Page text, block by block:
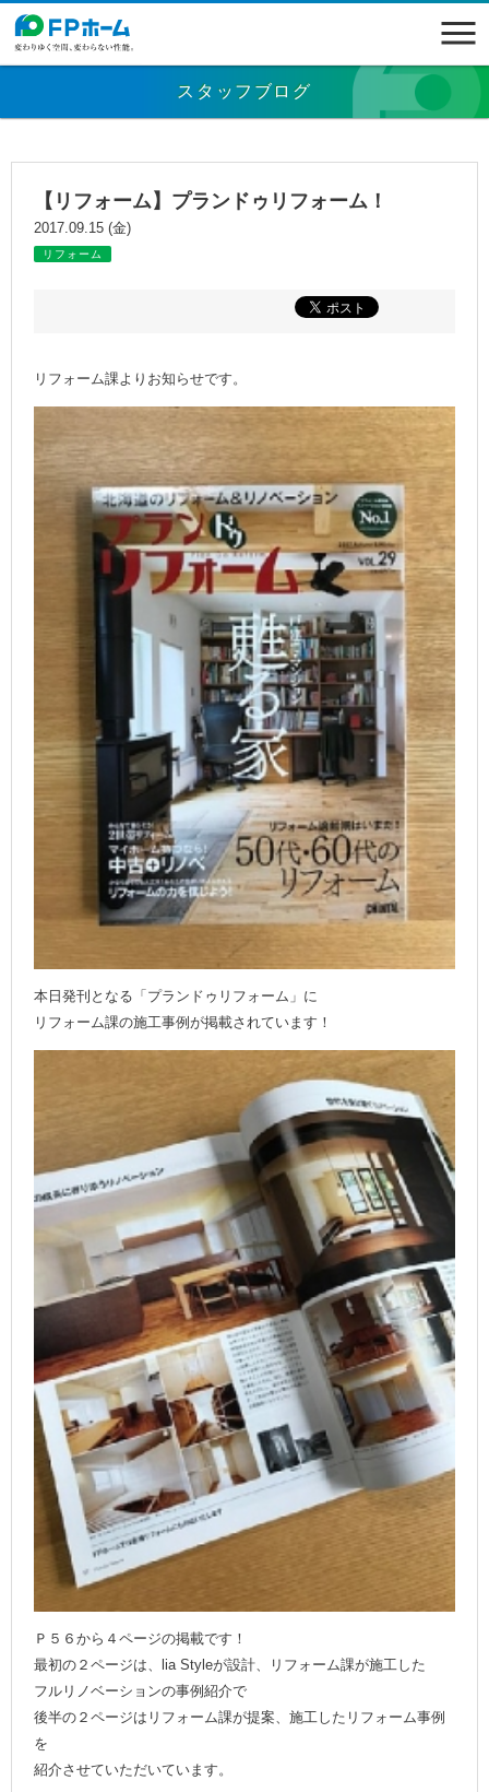
スタッフブログ
【リフォーム】プランドゥリフォーム！
2017.09.15 (金)
リフォーム
リフォーム課よりお知らせです。
本日発刊となる「プランドゥリフォーム」に
リフォーム課の施工事例が掲載されています！
Ｐ５６から４ページの掲載です！
最初の２ページは、lia Styleが設計、リフォーム課が施工した
フルリノベーションの事例紹介で
後半の２ページはリフォーム課が提案、施工したリフォーム事例
を
紹介させていただいています。